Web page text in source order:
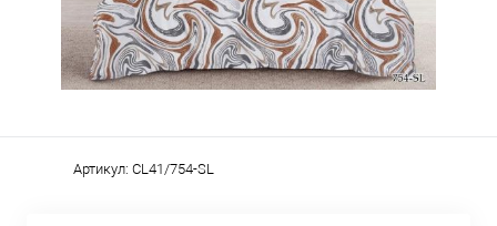
Артикул: CL41/754-SL